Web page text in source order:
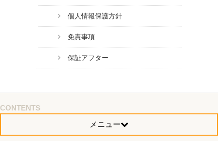
個人情報保護方針
免責事項
保証アフター
CONTENTS
メニュー